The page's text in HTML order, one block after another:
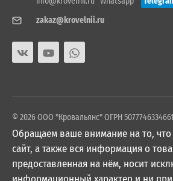
zakaz@krovelnii.ru
© 2026 ООО "Кровальянс" ОГРН 5077746334661
Обращаем ваше внимание на то,
сайт, а также вся информация о
предоставленная на нём, носит